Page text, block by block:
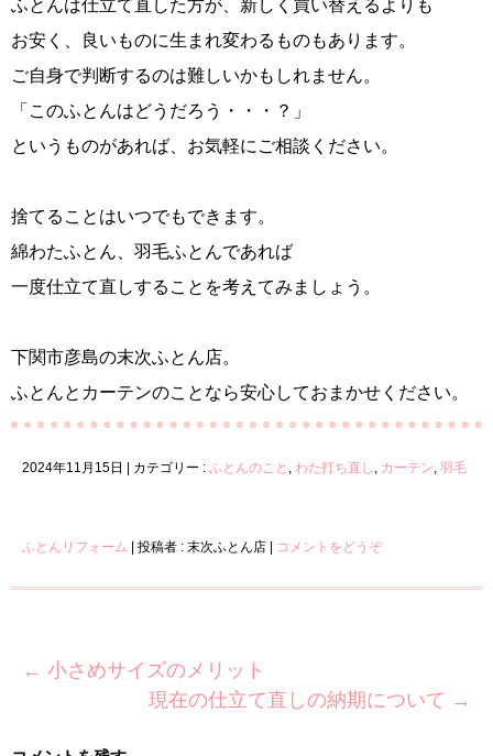
ふとんは仕立て直した方が、新しく買い替えるよりも
お安く、良いものに生まれ変わるものもあります。
ご自身で判断するのは難しいかもしれません。
「このふとんはどうだろう・・・？」
というものがあれば、お気軽にご相談ください。
捨てることはいつでもできます。
綿わたふとん、羽毛ふとんであれば
一度仕立て直しすることを考えてみましょう。
下関市彦島の末次ふとん店。
ふとんとカーテンのことなら安心しておまかせください。
2024年11月15日 カテゴリー : ふとんのこと , わた打ち直し , カーテン, 羽毛
ふとんリフォーム 投稿者 : 末次ふとん店 コメントをどうぞ
← 小さめサイズのメリット
現在の仕立て直しの納期について →